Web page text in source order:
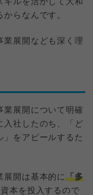
ルを活かして大和
らなんです。
業展開なども深く理
業展開について明確
社したのち、「ど
」をアピールするた
展開は基本的に「多
本を投入するので